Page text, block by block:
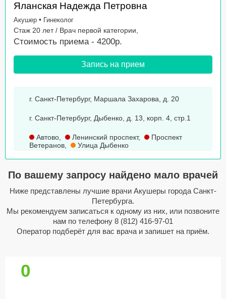
Яланская Надежда Петровна
Акушер • Гинеколог
Стаж 20 лет / Врач первой категории,
Стоимость приема - 4200р.
Запись на прием
г. Санкт-Петербург, Маршала Захарова, д. 20
г. Санкт-Петербург, Дыбенко, д. 13, корп. 4, стр.1
Автово, Ленинский проспект,
Проспект
Ветеранов, Улица Дыбенко
По вашему запросу найдено мало врачей
Ниже представлены лучшие врачи Акушеры города Санкт-
Петербурга.
Мы рекомендуем записаться к одному из них, или позвоните
нам по телефону 8 (812) 416-97-01
Оператор подберёт для вас врача и запишет на приём.
0